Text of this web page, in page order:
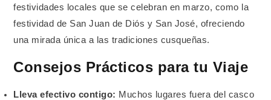
festividades locales que se celebran en marzo, como la
festividad de San Juan de Diós y San José, ofreciendo
una mirada única a las tradiciones cusqueñas.
Consejos Prácticos para tu Viaje
Lleva efectivo contigo: Muchos lugares fuera del casco